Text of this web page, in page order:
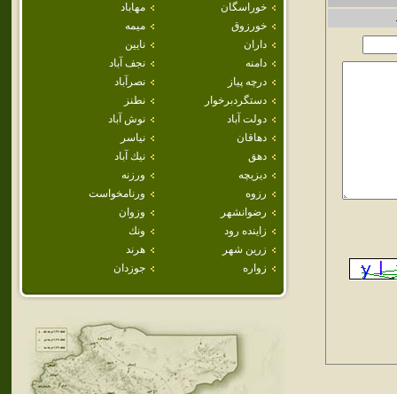
خوراسگان
مهاباد
خورزوق
ميمه
داران
نايين
دامنه
نجف آباد
درچه پياز
نصرآباد
دستگردبرخوار
نطنز
دولت آباد
نوش آباد
دهاقان
نياسر
دهق
نيك آباد
ديزيچه
ورزنه
رزوه
ورنامخواست
رضوانشهر
وزوان
زاينده رود
ونك
زرين شهر
هرند
زواره
جوزدان